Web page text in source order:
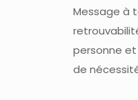
Message à
personne
de